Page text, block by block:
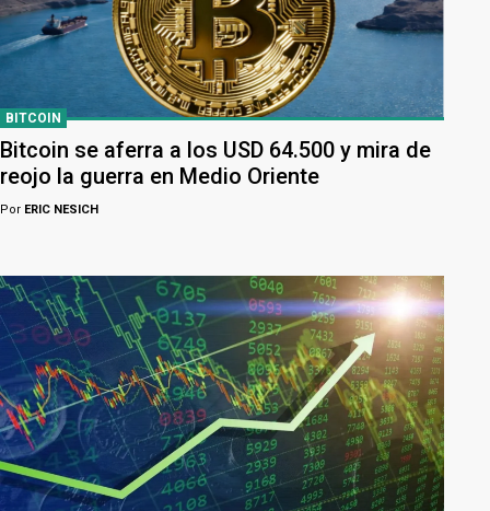
BITCOIN
Bitcoin se aferra a los USD 64.500 y mira de
reojo la guerra en Medio Oriente
Por ERIC NESICH